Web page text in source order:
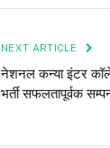
NEXT ARTICLE
नेशनल कन्या इंटर
भर्ती सफलतापूर्वक